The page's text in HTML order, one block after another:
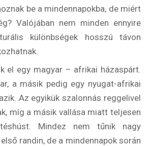
be a mindennapokba, de miért
Valójában nem minden ennyire
különbségek hosszú távon
el egy magyar – afrikai házaspárt.
a másik pedig egy nyugat-afrikai
Az egyikük szalonnás reggelivel
míg a másik vallása miatt teljesen
Mindez nem tűnik nagy
randin, de a mindennapok során